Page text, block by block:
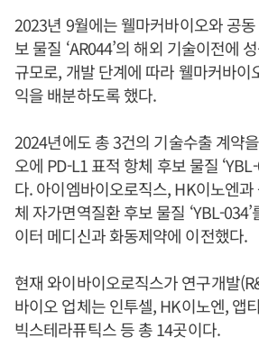
2023년 9월에는 웰마커바이오와 공
보 물질 ‘AR044’의 해외 기술이전에
규모로, 개발 단계에 따라 웰마커바이
익을 배분하도록 했다.
2024년에도 총 3건의 기술수출 계약
오에 PD-L1 표적 항체 후보 물질
다. 아이엠바이오로직스, HK이노엔
체 자가면역질환 후보 물질 ‘YBL-
이터 메디신과 화동제약에 이전했다.
현재 와이바이오로직스가 연구개발
바이오 업체는 인투셀, HK이노엔, 앱
빅스테라퓨틱스 등 총 14곳이다.